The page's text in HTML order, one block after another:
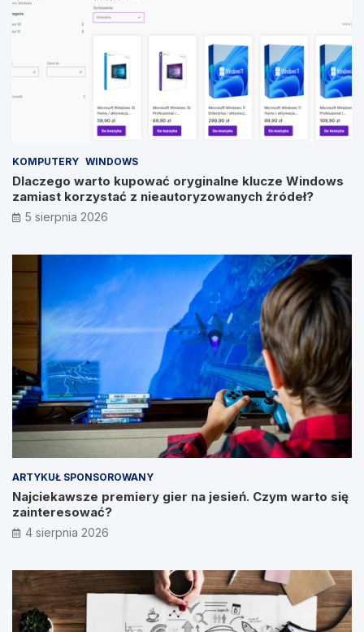
KOMPUTERY WINDOWS
Dlaczego warto kupować oryginalne klucze Windows
zamiast korzystać z nieautoryzowanych źródeł?
5 sierpnia 2026
ARTYKUŁ SPONSOROWANY
Najciekawsze premiery gier na jesień. Czym warto się
zainteresować?
4 sierpnia 2026